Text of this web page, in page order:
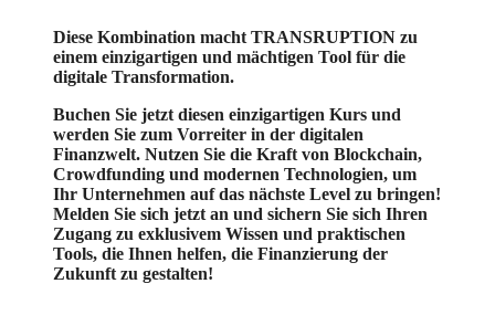
Diese Kombination macht TRANSRUPTION zu
einem einzigartigen und mächtigen Tool für die
digitale Transformation.
Buchen Sie jetzt diesen einzigartigen Kurs und
werden Sie zum Vorreiter in der digitalen
Finanzwelt. Nutzen Sie die Kraft von Blockchain,
Crowdfunding und modernen Technologien, um
Ihr Unternehmen auf das nächste Level zu bringen!
Melden Sie sich jetzt an und sichern Sie sich Ihren
Zugang zu exklusivem Wissen und praktischen
Tools, die Ihnen helfen, die Finanzierung der
Zukunft zu gestalten!